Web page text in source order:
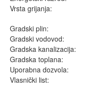
Vrsta grijanja:
Gradski plin:
Gradski vodovod:
Gradska kanalizacija:
Gradska toplana:
Uporabna dozvola:
Vlasnički list: